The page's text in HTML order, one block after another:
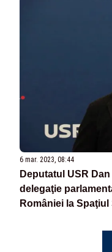
6 mar. 2023, 08:44
Deputatul USR
delegaţie
României la